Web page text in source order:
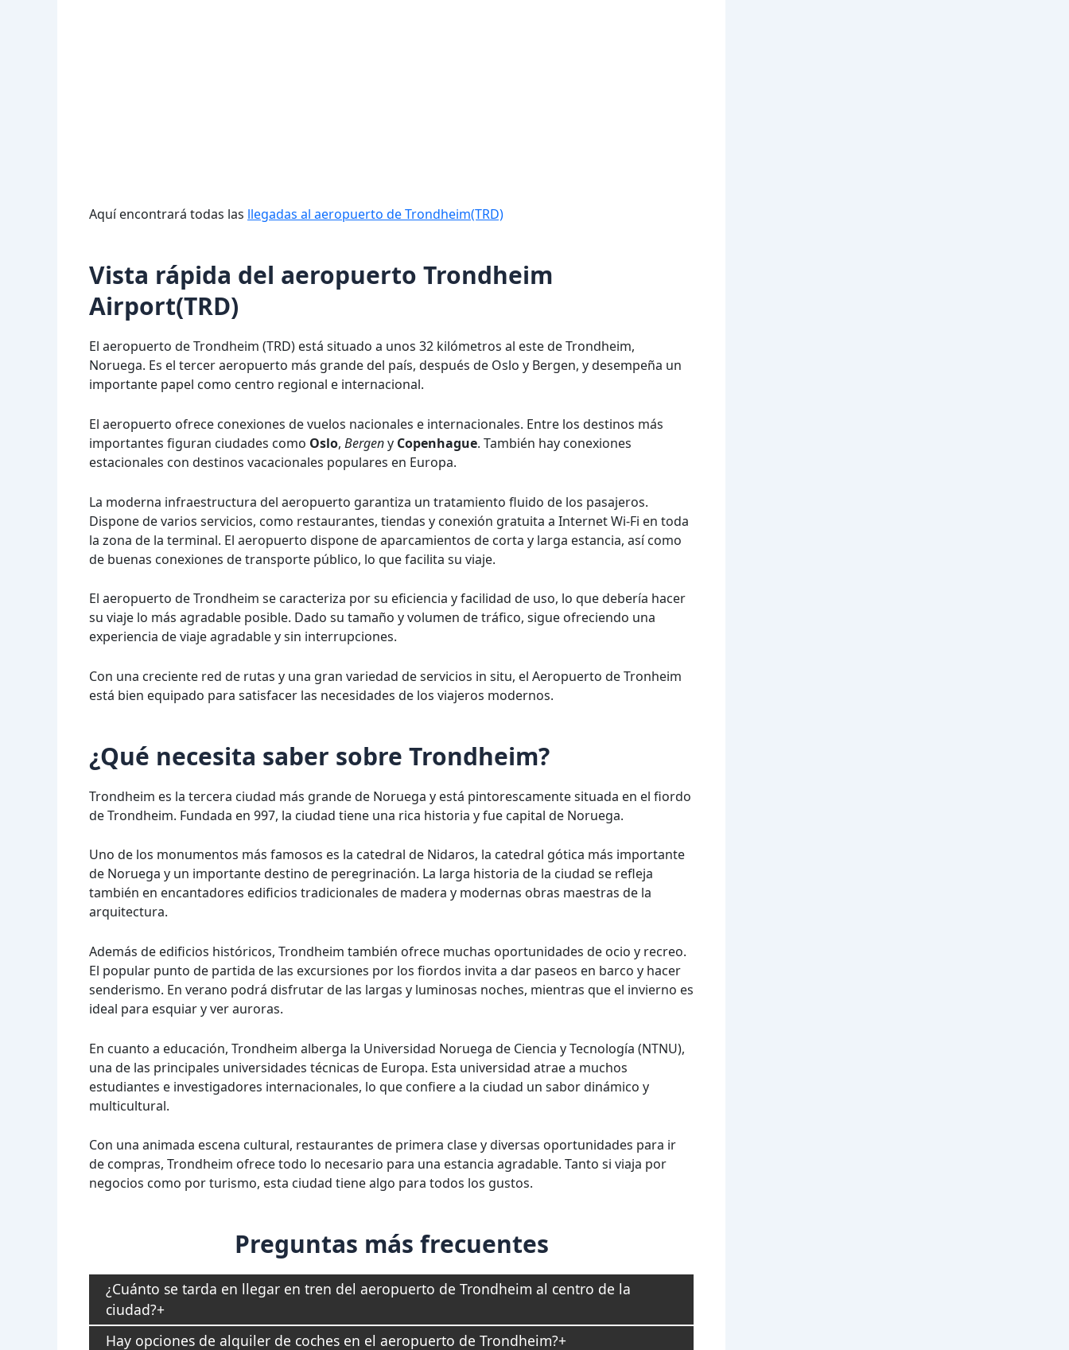
Aquí encontrará todas las llegadas al aeropuerto de Trondheim(TRD)
Vista rápida del aeropuerto Trondheim
Airport(TRD)
El aeropuerto de Trondheim (TRD) está situado a unos 32 kilómetros al este de Trondheim,
Noruega. Es el tercer aeropuerto más grande del país, después de Oslo y Bergen, y desempeña un
importante papel como centro regional e internacional.
El aeropuerto ofrece conexiones de vuelos nacionales e internacionales. Entre los destinos más
importantes figuran ciudades como Oslo, Bergeny Copenhague. También hay conexiones
estacionales con destinos vacacionales populares en Europa.
La moderna infraestructura del aeropuerto garantiza un tratamiento fluido de los pasajeros.
Dispone de varios servicios, como restaurantes, tiendas y conexión gratuita a Internet Wi-Fi en toda
la zona de la terminal. El aeropuerto dispone de aparcamientos de corta y larga estancia, así como
de buenas conexiones de transporte público, lo que facilita su viaje.
El aeropuerto de Trondheim se caracteriza por su eficiencia y facilidad de uso, lo que debería hacer
su viaje lo más agradable posible. Dado su tamaño y volumen de tráfico, sigue ofreciendo una
experiencia de viaje agradable y sin interrupciones.
Con una creciente red de rutas y una gran variedad de servicios in situ, el Aeropuerto de Tronheim
está bien equipado para satisfacer las necesidades de los viajeros modernos.
¿Qué necesita saber sobre Trondheim?
Trondheim es la tercera ciudad más grande de Noruega y está pintorescamente situada en el fiordo
de Trondheim. Fundada en 997, la ciudad tiene una rica historia y fue capital de Noruega.
Uno de los monumentos más famosos es la catedral de Nidaros, la catedral gótica más importante
de Noruega y un importante destino de peregrinación. La larga historia de la ciudad se refleja
también en encantadores edificios tradicionales de madera y modernas obras maestras de la
arquitectura.
Además de edificios históricos, Trondheim también ofrece muchas oportunidades de ocio y recreo.
El popular punto de partida de las excursiones por los fiordos invita a dar paseos en barco y hacer
senderismo. En verano podrá disfrutar de las largas y luminosas noches, mientras que el invierno es
ideal para esquiar y ver auroras.
En cuanto a educación, Trondheim alberga la Universidad Noruega de Ciencia y Tecnología (NTNU),
una de las principales universidades técnicas de Europa. Esta universidad atrae a muchos
estudiantes e investigadores internacionales, lo que confiere a la ciudad un sabor dinámico y
multicultural.
Con una animada escena cultural, restaurantes de primera clase y diversas oportunidades para ir
de compras, Trondheim ofrece todo lo necesario para una estancia agradable. Tanto si viaja por
negocios como por turismo, esta ciudad tiene algo para todos los gustos.
Preguntas más frecuentes
¿Cuánto se tarda en llegar en tren del aeropuerto de Trondheim al centro de la
ciudad?
Hay opciones de alquiler de coches en el aeropuerto de Trondheim?